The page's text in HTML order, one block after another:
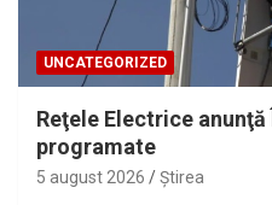
UNCATEGORIZED
Reţele Electrice anunţă
programate
5 august 2026 Ştirea